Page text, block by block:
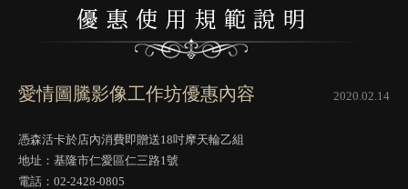
愛情圖騰影像工作坊優惠內容 2020.02.14
憑森活卡於店內消費即贈送18吋摩天輪乙組
地址：基隆市仁愛區仁三路1號
電話：02-2428-0805